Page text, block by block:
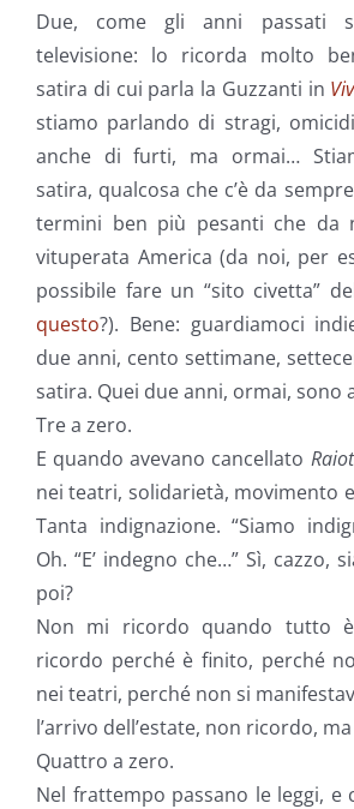
Due, come gli anni passati
televisione: lo ricorda molto
satira di cui parla la Guzzanti in
stiamo parlando di stragi,
anche di furti, ma ormai…
satira, qualcosa che c’è da
termini ben più pesanti che da
vituperata America (da noi, per
possibile fare un “sito civetta”
questo?). Bene: guardiamoci
due anni, cento settimane,
satira. Quei due anni, ormai, sono
Tre a zero.
E quando avevano cancellato
nei teatri, solidarietà, movimento
Tanta indignazione. “Siamo
Oh. “E’ indegno che…” Sì, cazzo,
poi?
Non mi ricordo quando tutto
ricordo perché è finito, perché
nei teatri, perché non si
l’arrivo dell’estate, non ricordo,
Quattro a zero.
Nel frattempo passano le leggi, e